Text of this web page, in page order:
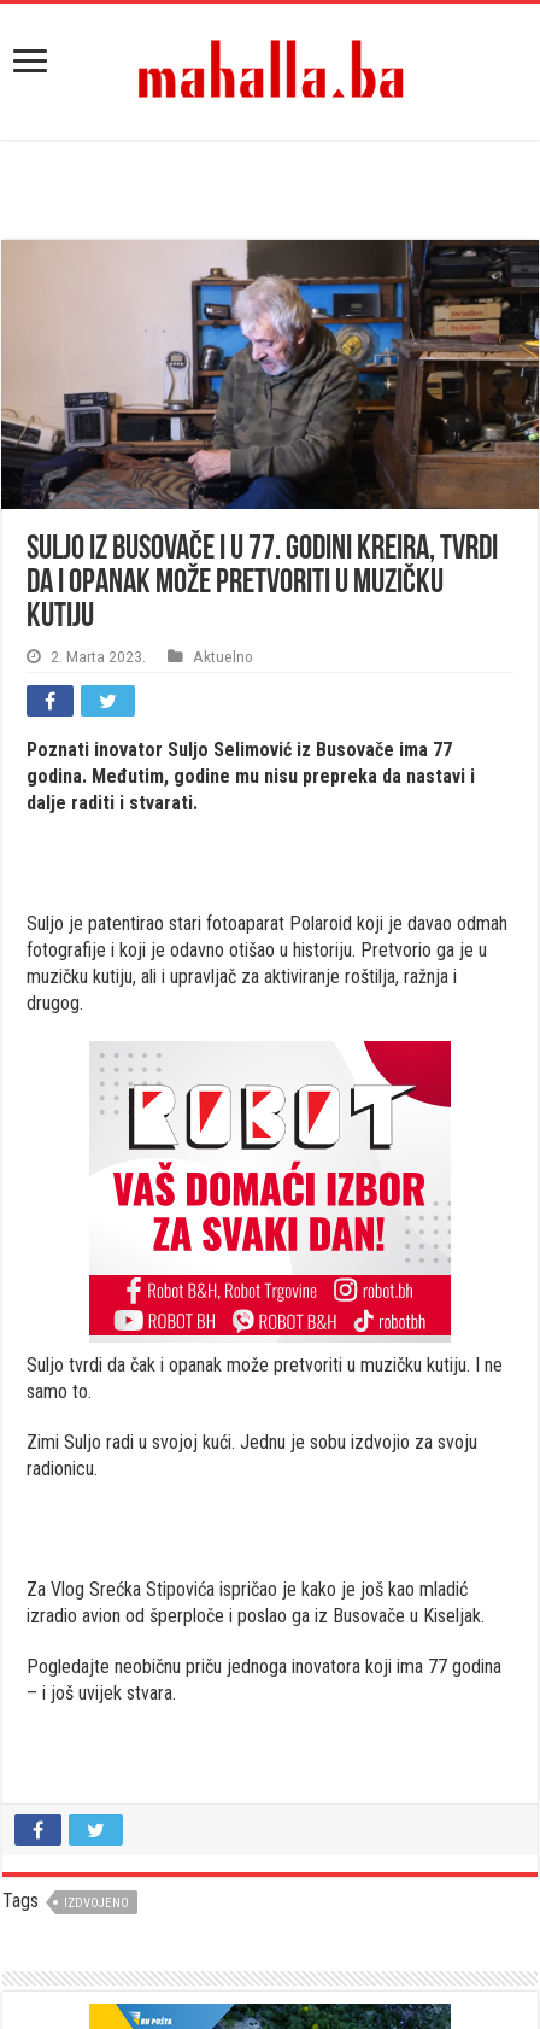
Suljo iz Busovače i u 77. godini kreira, tvrdi
da i opanak može pretvoriti u muzičku
kutiju
2. Marta 2023. Aktuelno
Poznati inovator Suljo Selimović iz Busovače ima 77
godina. Međutim, godine mu nisu prepreka da nastavi i
dalje raditi i stvarati.
Suljo je patentirao stari fotoaparat Polaroid koji je davao odmah
fotografije i koji je odavno otišao u historiju. Pretvorio ga je u
muzičku kutiju, ali i upravljač za aktiviranje roštilja, ražnja i
drugog.
Suljo tvrdi da čak i opanak može pretvoriti u muzičku kutiju. I ne
samo to.
Zimi Suljo radi u svojoj kući. Jednu je sobu izdvojio za svoju
radionicu.
Za Vlog Srećka Stipovića ispričao je kako je još kao mladić
izradio avion od šperploče i poslao ga iz Busovače u Kiseljak.
Pogledajte neobičnu priču jednoga inovatora koji ima 77 godina
– i još uvijek stvara.
Tags IZDVOJENO